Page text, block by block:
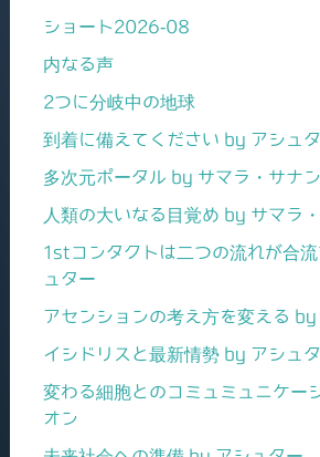
ショート2026-08
内なる声
2つに分岐中の地球
到着に備えてください by アシュ
多次元ポータル by サマラ・サナ
人類の大いなる目覚め by サマラ
1stコンタクトは二つの流れが合
ュター
アセンションの考え方を変える by
イシドリスと最新情勢 by アシュ
変わる細胞とのコミュミュニケー
オン